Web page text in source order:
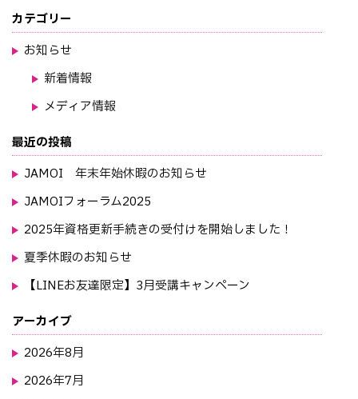
カテゴリー
お知らせ
新着情報
メディア情報
最近の投稿
JAMOI 年末年始休暇のお知らせ
JAMOIフォーラム2025
2025年資格更新手続きの受付けを開始しました！
夏季休暇のお知らせ
【LINEお友達限定】3月受講キャンペーン
アーカイブ
2026年8月
2026年7月